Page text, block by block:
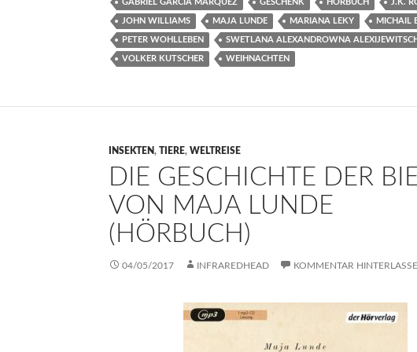
GABRIEL GARCÍA MÁRQUEZ GESCHENK HÖRBUCH J.K.
JOHN WILLIAMS MAJA LUNDE MARIANA LEKY MICHAIL
PETER WOHLLEBEN SWETLANA ALEXANDROWNA
VOLKER KUTSCHER WEIHNACHTEN
INSEKTEN, TIERE, WELTREISE
DIE GESCHICHTE DER
VON MAJA LUNDE
(HÖRBUCH)
04/05/2017 INFRAREDHEAD KOMMENTAR